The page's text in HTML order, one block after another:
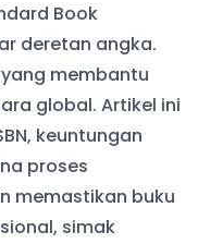
Book
deretan angka.
membantu
global. Artikel ini
keuntungan
proses
memastikan buku
simak